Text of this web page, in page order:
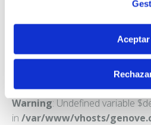
Aceptar
Warning: Undefined variable
in /var/www/vhosts/